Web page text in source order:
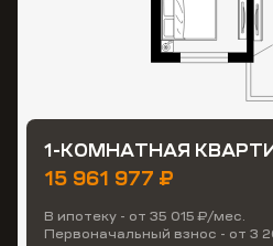
1-КОМНАТНАЯ
15 961 977 ₽
В ипотеку - от 35 015 ₽/мес.
Первоначальный взнос - от 3